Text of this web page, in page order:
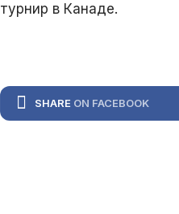
турнир в Канаде.
SHARE ON FACEBOOK